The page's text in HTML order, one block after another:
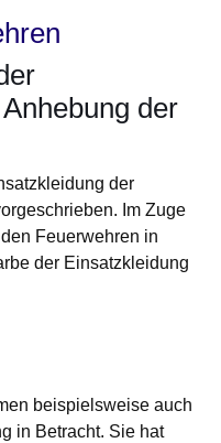
der
der
Im Zuge
Feuerwehren in
der Einsatzkleidung
beispielsweise auch
in Betracht. Sie hat